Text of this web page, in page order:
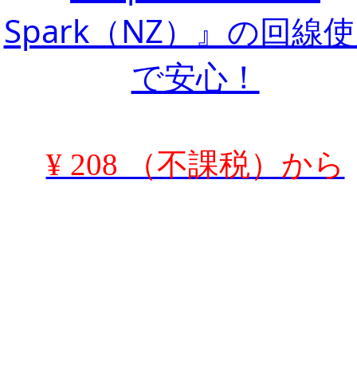
Spark（NZ）』の回線
で安心！
¥ 208 （不課税）から